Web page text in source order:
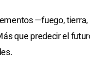
—fuego,
que predecir el